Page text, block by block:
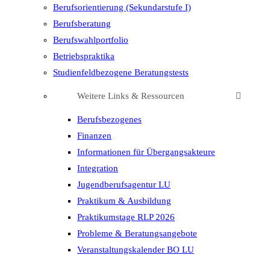
Berufsorientierung (Sekundarstufe I)
Berufsberatung
Berufswahlportfolio
Betriebspraktika
Studienfeldbezogene Beratungstests
Weitere Links & Ressourcen
Berufsbezogenes
Finanzen
Informationen für Übergangsakteure
Integration
Jugendberufsagentur LU
Praktikum & Ausbildung
Praktikumstage RLP 2026
Probleme & Beratungsangebote
Veranstaltungskalender BO LU